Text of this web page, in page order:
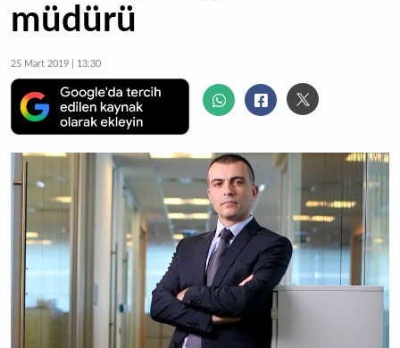
müdürü
25 Mart 2019 | 13:30